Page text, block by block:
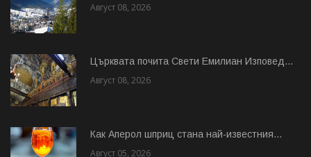
Август 08, 2026
Църквата почита Свeти Емилиан Изповед...
Август 08, 2026
Как Аперол шприц стана най-известния...
Август 05, 2026